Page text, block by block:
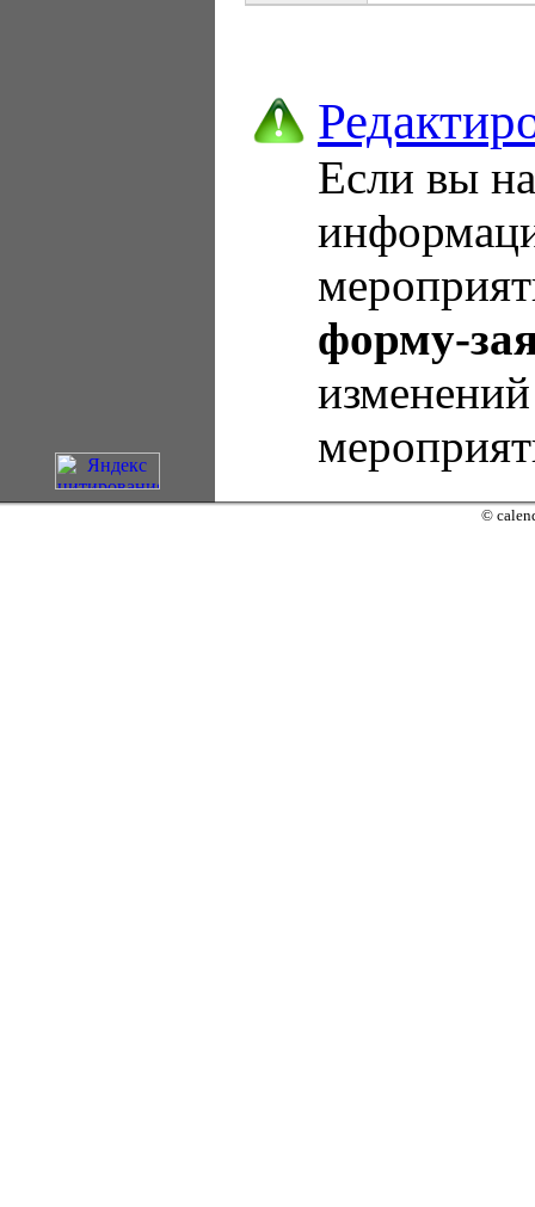
Если вы
форму-
©